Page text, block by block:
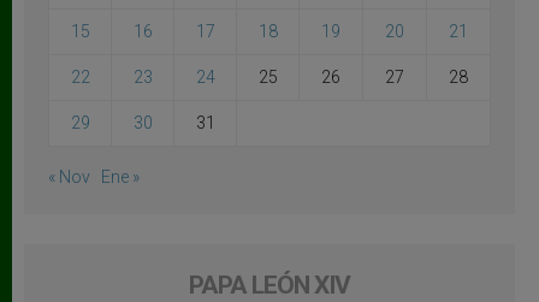
15 16 17 18 19 20 21
22 23 24 25 26 27 28
29 30 31
« Nov Ene »
PAPA LEÓN XIV